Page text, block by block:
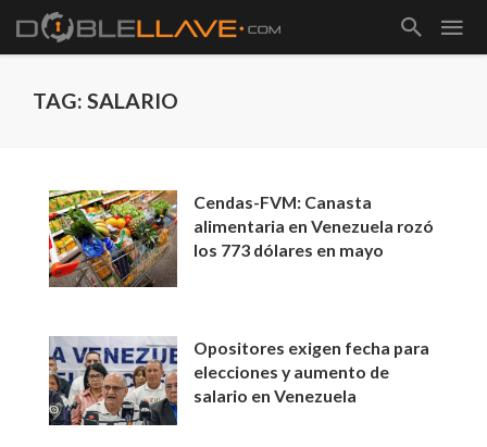
TAG: SALARIO
Cendas-FVM: Canasta
alimentaria en Venezuela rozó
los 773 dólares en mayo
Opositores exigen fecha para
elecciones y aumento de
salario en Venezuela